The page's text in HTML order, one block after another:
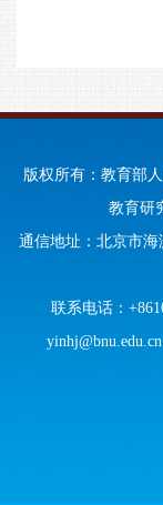
版权所有：教育部
教育研
通信地址：北京市海
联系电话：